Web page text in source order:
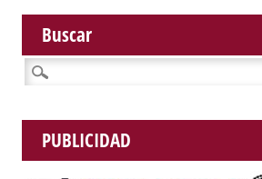
Buscar
Buscar:
PUBLICIDAD